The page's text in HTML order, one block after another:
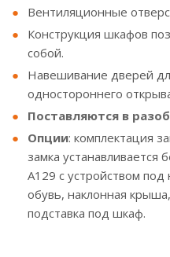
Вентиляционные
Конструкция шкафов
собой.
Навешивание дверей
одностороннего
Поставляются в
Опции: комплектация
замка устанавливается
A129 с устройством под
обувь, наклонная
подставка под шкаф.